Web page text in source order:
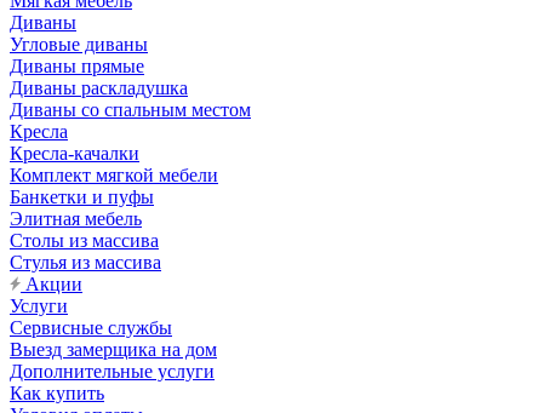
Диваны
Угловые диваны
Диваны прямые
Диваны раскладушка
Диваны со спальным местом
Кресла
Кресла-качалки
Комплект мягкой мебели
Банкетки и пуфы
Элитная мебель
Столы из массива
Стулья из массива
Акции
Услуги
Сервисные службы
Выезд замерщика на дом
Дополнительные услуги
Как купить